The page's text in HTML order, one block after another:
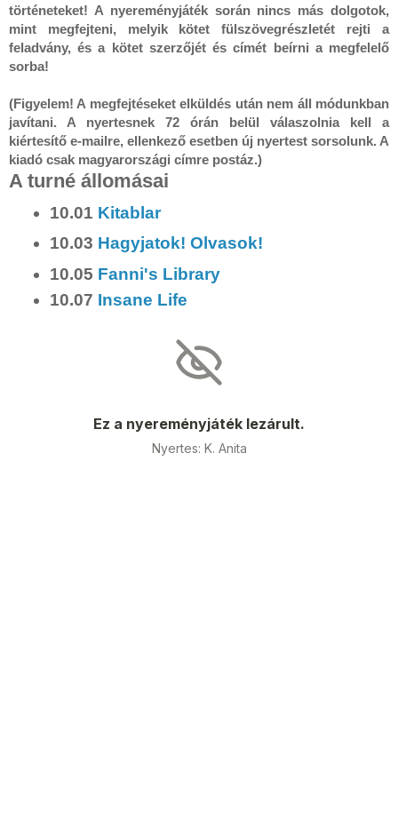
történeteket! A nyereményjáték során nincs más dolgotok,
mint megfejteni, melyik kötet fülszövegrészletét rejti a
feladvány, és a kötet szerzőjét és címét beírni a megfelelő
sorba!
(Figyelem! A megfejtéseket elküldés után nem áll módunkban
javítani. A nyertesnek 72 órán belül válaszolnia kell a
kiértesítő e-mailre, ellenkező esetben új nyertest sorsolunk. A
kiadó csak magyarországi címre postáz.)
A turné állomásai
10.01 Kitablar
10.03 Hagyjatok! Olvasok!
10.05 Fanni's Library
10.07 Insane Life